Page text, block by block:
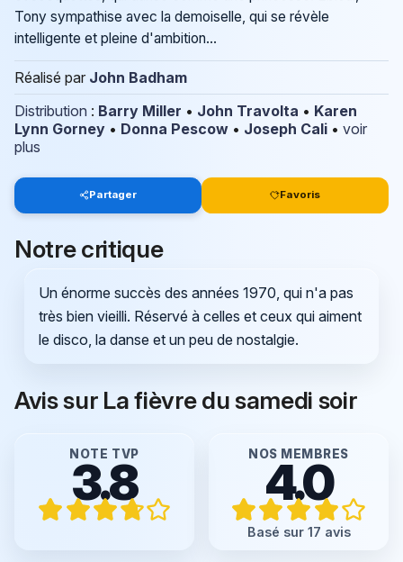
Tony sympathise avec la demoiselle, qui se révèle
intelligente et pleine d'ambition...
Réalisé par John Badham
Distribution : Barry Miller • John Travolta • Karen
Lynn Gorney • Donna Pescow • Joseph Cali • voir
plus
Partager Favoris
Notre critique
Un énorme succès des années 1970, qui n'a pas
très bien vieilli. Réservé à celles et ceux qui aiment
le disco, la danse et un peu de nostalgie.
Avis sur La fièvre du samedi soir
NOTE TVP
3.8 NOS MEMBRES
4.0
Basé sur 17 avis